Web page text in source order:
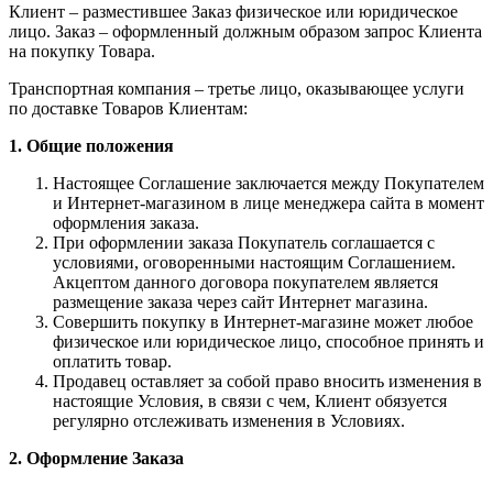
Клиент – разместившее Заказ физическое или юридическое
лицо. Заказ – оформленный должным образом запрос Клиента
на покупку Товара.
Транспортная компания – третье лицо, оказывающее услуги
по доставке Товаров Клиентам:
1. Общие положения
Настоящее Соглашение заключается между Покупателем
и Интернет-магазином в лице менеджера сайта в момент
оформления заказа.
При оформлении заказа Покупатель соглашается с
условиями, оговоренными настоящим Соглашением.
Акцептом данного договора покупателем является
размещение заказа через сайт Интернет магазина.
Совершить покупку в Интернет-магазине может любое
физическое или юридическое лицо, способное принять и
оплатить товар.
Продавец оставляет за собой право вносить изменения в
настоящие Условия, в связи с чем, Клиент обязуется
регулярно отслеживать изменения в Условиях.
2. Оформление Заказа